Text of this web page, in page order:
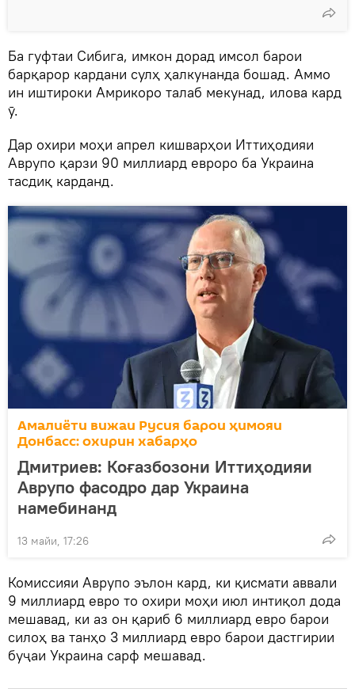
Ба гуфтаи Сибига, имкон дорад имсол барои
барқарор кардани сулҳ ҳалкунанда бошад. Аммо
ин иштироки Амрикоро талаб мекунад, илова кард
ӯ.
Дар охири моҳи апрел кишварҳои Иттиҳодияи
Аврупо қарзи 90 миллиард евроро ба Украина
тасдиқ карданд.
Амалиёти вижаи Русия барои ҳимояи
Донбасс: охирин хабарҳо
Дмитриев: Коғазбозони Иттиҳодияи
Аврупо фасодро дар Украина
намебинанд
13 майи, 17:26
Комиссияи Аврупо эълон кард, ки қисмати аввали
9 миллиард евро то охири моҳи июл интиқол дода
мешавад, ки аз он қариб 6 миллиард евро барои
силоҳ ва танҳо 3 миллиард евро барои дастгирии
буҷаи Украина сарф мешавад.